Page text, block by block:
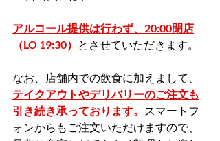
アルコール提供は行わず、20:00閉店
（LO 19:30） とさせていただきます。
なお、店舗内での飲食に加えまして、
テイクアウトやデリバリーのご注文も
引き続き承っております。
スマートフ
ォンからもご注文いただけますので、